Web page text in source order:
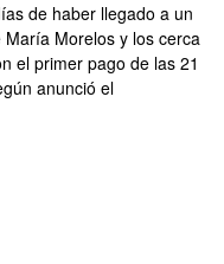
de haber llegado a un
Morelos y los cerca
el primer pago de las 21
anunció el